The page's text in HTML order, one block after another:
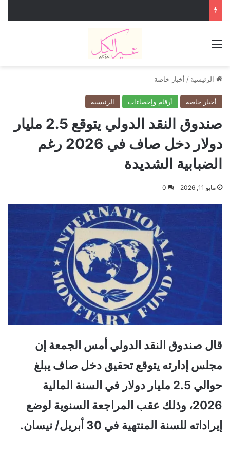
القائمة
الرئيسية / أخبار خاصة
أخبار خاصة أرقام وإحصاءات الرئيسية
صندوق النقد الدولي يتوقع 2.5 مليار
دولار دخل صاف في 2026 رغم
الضبابية الشديدة
مايو 11, 2026 0
قال صندوق النقد الدولي أمس الجمعة إن
مجلس إدارته يتوقع تحقيق دخل صاف يبلغ
حوالي 2.5 مليار دولار في السنة المالية
2026، وذلك عقب المراجعة السنوية لوضع
إيراداته للسنة المنتهية في 30 أبريل/ نيسان.